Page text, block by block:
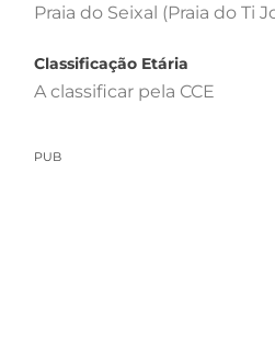
Praia do Seixal (Praia do Ti
Classificação Etária
A classificar pela CCE
PUB